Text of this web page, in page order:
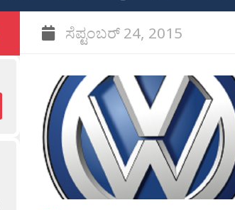
ಸೆಪ್ಟಂಬರ್ 24, 2015